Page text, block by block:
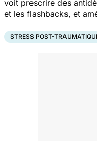
voit prescrire des
et les flashbacks, et
STRESS POST-